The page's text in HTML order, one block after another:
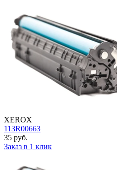
XEROX
113R00663
35 руб.
Заказ в 1 клик